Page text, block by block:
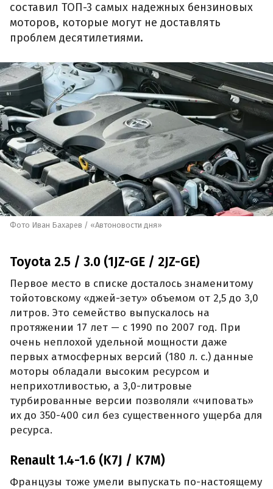
составил ТОП-3 самых надежных бензиновых
моторов, которые могут не доставлять
проблем десятилетиями.
Фото Иван Бахарев / «Автоновости дня»
Toyota 2.5 / 3.0 (1JZ-GE / 2JZ-GE)
Первое место в списке досталось знаменитому
тойотовскому «джей-зету» объемом от 2,5 до 3,0
литров. Это семейство выпускалось на
протяжении 17 лет — с 1990 по 2007 год. При
очень неплохой удельной мощности даже
первых атмосферных версий (180 л. с.) данные
моторы обладали высоким ресурсом и
неприхотливостью, а 3,0-литровые
турбированные версии позволяли «чиповать»
их до 350-400 сил без существенного ущерба для
ресурса.
Renault 1.4-1.6 (K7J / K7M)
Французы тоже умели выпускать по-настоящему